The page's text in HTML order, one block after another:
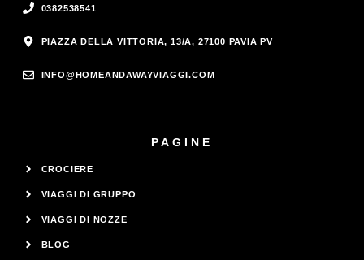
0382538541
PIAZZA DELLA VITTORIA, 13/A, 27100 PAVIA PV
INFO@HOMEANDAWAYVIAGGI.COM
PAGINE
CROCIERE
VIAGGI DI GRUPPO
VIAGGI DI NOZZE
BLOG